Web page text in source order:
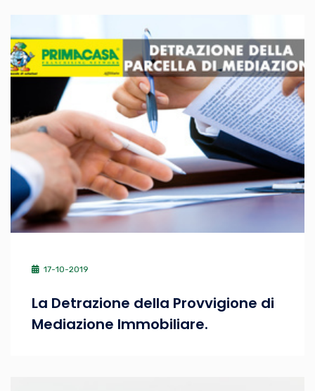
17-10-2019
La Detrazione della Provvigione di
Mediazione Immobiliare.